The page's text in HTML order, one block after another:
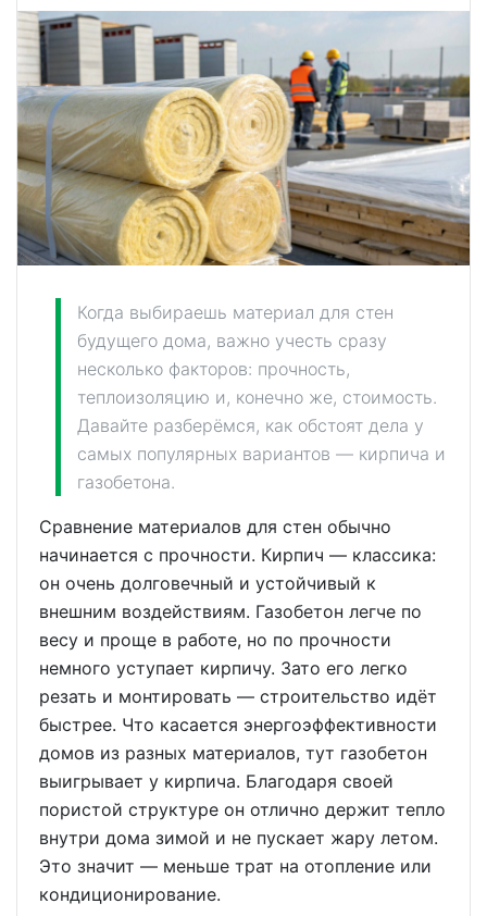
Когда выбираешь материал для стен
будущего дома, важно учесть сразу
несколько факторов: прочность,
теплоизоляцию и, конечно же, стоимость.
Давайте разберёмся, как обстоят дела у
самых популярных вариантов — кирпича и
газобетона.
Сравнение материалов для стен обычно
начинается с прочности. Кирпич — классика:
он очень долговечный и устойчивый к
внешним воздействиям. Газобетон легче по
весу и проще в работе, но по прочности
немного уступает кирпичу. Зато его легко
резать и монтировать — строительство идёт
быстрее. Что касается энергоэффективности
домов из разных материалов, тут газобетон
выигрывает у кирпича. Благодаря своей
пористой структуре он отлично держит тепло
внутри дома зимой и не пускает жару летом.
Это значит — меньше трат на отопление или
кондиционирование.